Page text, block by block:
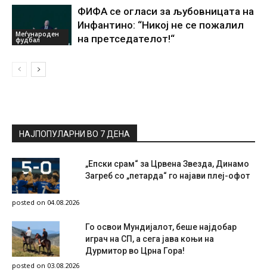
Меѓународен
фудбал
ФИФА се огласи за љубовницата на
Инфантино: “Никој не се пожалил
на претседателот!“
НАЈПОПУЛАРНИ ВО 7 ДЕНА
„Епски срам“ за Црвена Звезда, Динамо
Загреб со „петарда“ го најави плеј-офот
posted on 04.08.2026
Го освои Мундијалот, беше најдобар
играч на СП, а сега јава коњи на
Дурмитор во Црна Гора!
posted on 03.08.2026